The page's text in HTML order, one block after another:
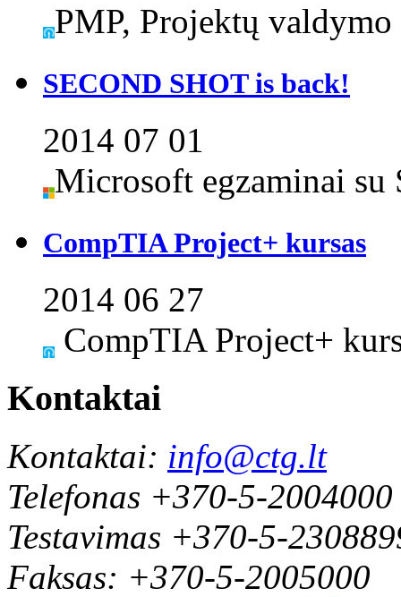
PMP, Projektų
SECOND SHOT is back!
2014 07 01
Microsoft egzaminai su
CompTIA Project+ kursas
2014 06 27
CompTIA Project+
Kontaktai
Kontaktai: info@ctg.lt
Telefonas +370-5-2004000
Testavimas +370-5-
Faksas: +370-5-2005000